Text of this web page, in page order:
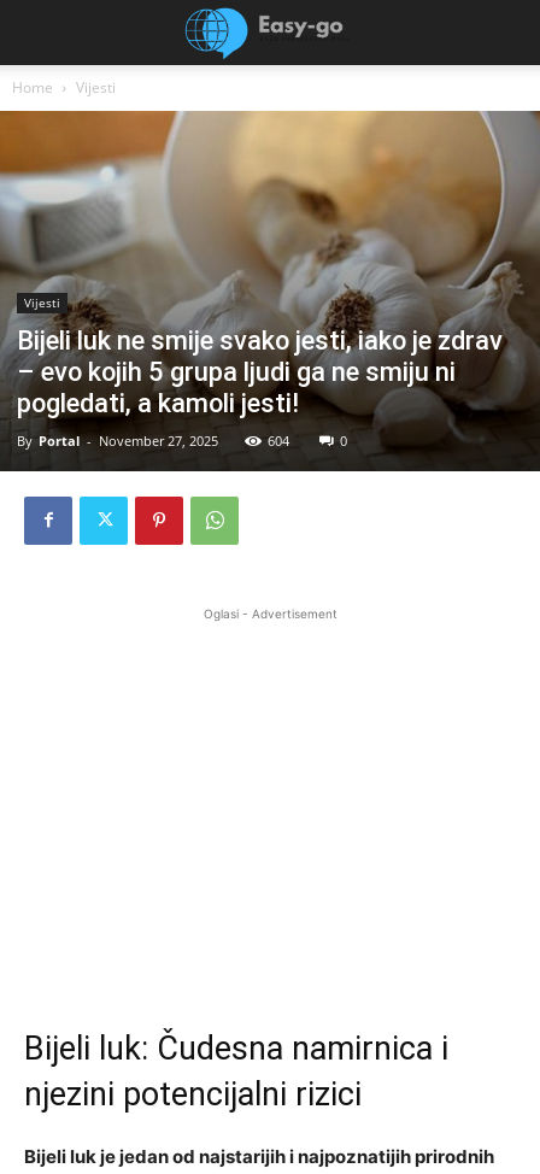
Home Vijesti
Vijesti
Bijeli luk ne smije svako jesti, iako je zdrav
– evo kojih 5 grupa ljudi ga ne smiju ni
pogledati, a kamoli jesti!
By Portal - November 27, 2025 604 0
Oglasi - Advertisement
Bijeli luk: Čudesna namirnica i
njezini potencijalni rizici
Bijeli luk je jedan od najstarijih i najpoznatijih prirodnih